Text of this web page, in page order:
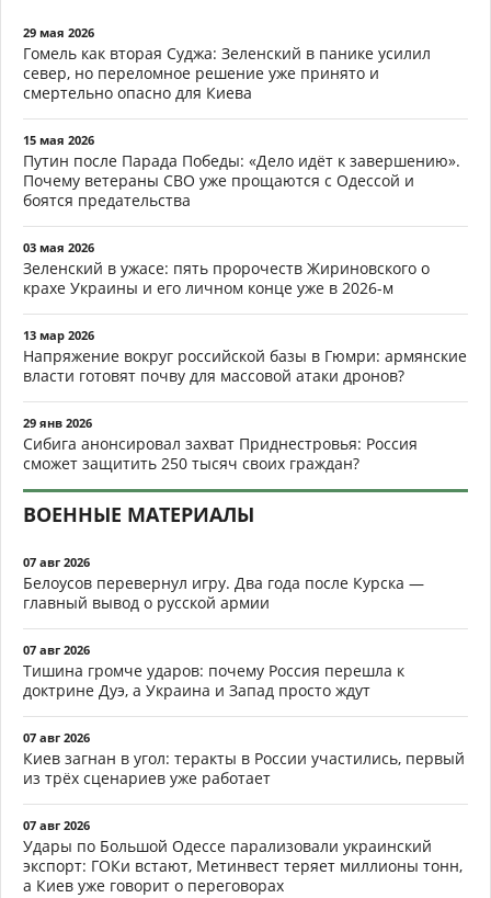
29 мая 2026
Гомель как вторая Суджа: Зеленский в панике усилил
север, но переломное решение уже принято и
смертельно опасно для Киева
15 мая 2026
Путин после Парада Победы: «Дело идёт к завершению».
Почему ветераны СВО уже прощаются с Одессой и
боятся предательства
03 мая 2026
Зеленский в ужасе: пять пророчеств Жириновского о
крахе Украины и его личном конце уже в 2026-м
13 мар 2026
Напряжение вокруг российской базы в Гюмри: армянские
власти готовят почву для массовой атаки дронов?
29 янв 2026
Сибига анонсировал захват Приднестровья: Россия
сможет защитить 250 тысяч своих граждан?
ВОЕННЫЕ МАТЕРИАЛЫ
07 авг 2026
Белоусов перевернул игру. Два года после Курска —
главный вывод о русской армии
07 авг 2026
Тишина громче ударов: почему Россия перешла к
доктрине Дуэ, а Украина и Запад просто ждут
07 авг 2026
Киев загнан в угол: теракты в России участились, первый
из трёх сценариев уже работает
07 авг 2026
Удары по Большой Одессе парализовали украинский
экспорт: ГОКи встают, Метинвест теряет миллионы тонн,
а Киев уже говорит о переговорах